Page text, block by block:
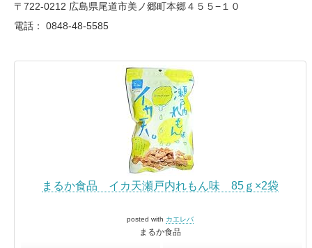
〒722-0212 広島県尾道市美ノ郷町本郷４５５−１０
電話： 0848-48-5585
まるか食品 イカ天瀬戸内れもん味 85ｇ×2袋
posted with カエレバ
まるか食品